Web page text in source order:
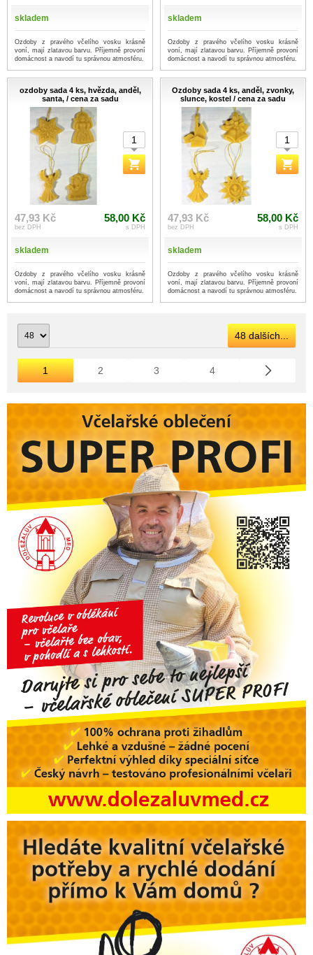
skladem
Ozdoby z pravého včelího vosku krásně
voní, mají zlatavou barvu. Příjemně provoní
domácnost a navodí tu správnou atmosféru.
skladem
Ozdoby z pravého včelího vosku krásně
voní, mají zlatavou barvu. Příjemně provoní
domácnost a navodí tu správnou atmosféru.
ozdoby sada 4 ks, hvězda, anděl,
santa, / cena za sadu
47,93 Kč
bez DPH
58,00 Kč
s DPH
skladem
Ozdoby z pravého včelího vosku krásně
voní, mají zlatavou barvu. Příjemně provoní
domácnost a navodí tu správnou atmosféru.
Ozdoby sada 4 ks, anděl, zvonky,
slunce, kostel / cena za sadu
47,93 Kč
bez DPH
58,00 Kč
s DPH
skladem
Ozdoby z pravého včelího vosku krásně
voní, mají zlatavou barvu. Příjemně provoní
domácnost a navodí tu správnou atmosféru.
48 dalších...
1 2 3 4